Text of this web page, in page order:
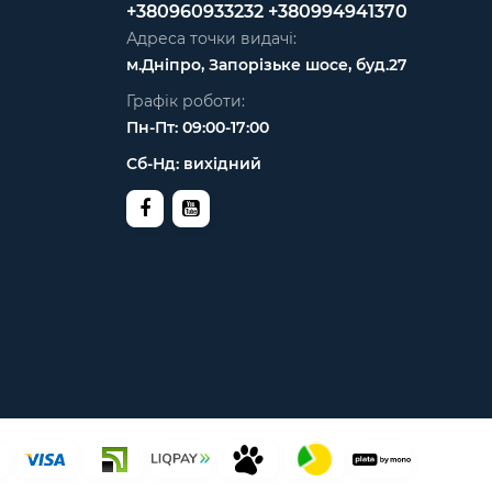
+380960933232 +380994941370
Адреса точки видачі:
м.Дніпро, Запорізьке шосе, буд.27
Графік роботи:
Пн-Пт: 09:00-17:00
Сб-Нд: вихідний